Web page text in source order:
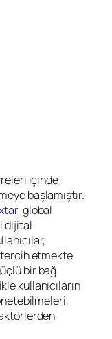
içinde
başlamıştır.
, global
dijital
tercih etmekte
bir bağ
kullanıcıların